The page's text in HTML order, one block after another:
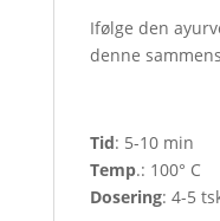
Ifølge den
denne
Tid: 5-10 min
Temp.: 100° C
Dosering: 4-5